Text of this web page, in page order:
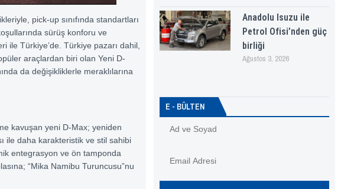
pick-up sınıfında standartları
sürüş konforu ve
ile Türkiye’de. Türkiye pazarı dahil,
araçlardan biri olan Yeni D-
da değişikliklerle meraklılarına
kavuşan yeni D-Max; yeniden
ile daha karakteristik ve stil sahibi
entegrasyon ve ön tamponda
“Mika Namibu Turuncusu”nu
Anadolu Isuzu ile
Petrol Ofisi’nden güç
birliği
Ağustos 3, 2026
E - BÜLTEN